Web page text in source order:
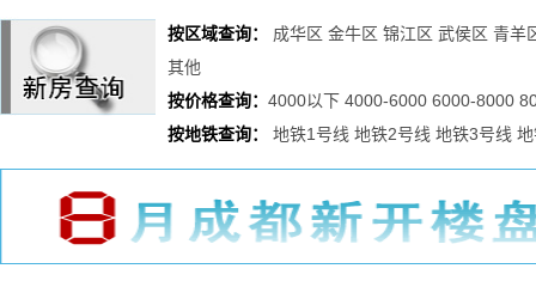
按区域查询： 成华区 金牛区 锦江区 武侯区 青羊
其他
按价格查询： 4000以下 4000-6000 6000-8000
按地铁查询：
地铁1号线 地铁2号线 地铁3号线